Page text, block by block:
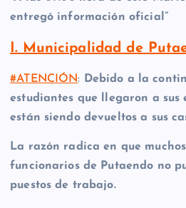
entregó información oficial”
I. Municipalidad de
#ATENCIÓN: Debido a la
estudiantes que llegaron a sus
están siendo devueltos a sus
La razón radica en que
funcionarios de Putaendo no
puestos de trabajo.